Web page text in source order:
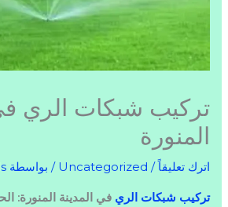
تركيب شبكات الري
المنورة
اترك تعليقاً /
Uncategorized / بواسطة
تركيب شبكات الري في المدينة المنورة: